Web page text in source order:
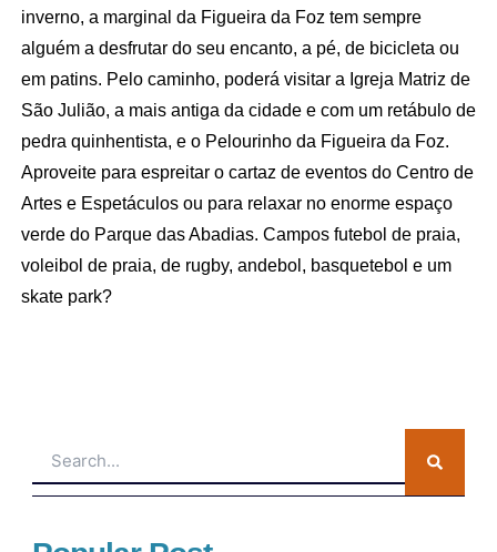
inverno, a marginal da Figueira da Foz tem sempre
alguém a desfrutar do seu encanto, a pé, de bicicleta ou
em patins. Pelo caminho, poderá visitar a Igreja Matriz de
São Julião, a mais antiga da cidade e com um retábulo de
pedra quinhentista, e o Pelourinho da Figueira da Foz.
Aproveite para espreitar o cartaz de eventos do Centro de
Artes e Espetáculos ou para relaxar no enorme espaço
verde do Parque das Abadias. Campos futebol de praia,
voleibol de praia, de rugby, andebol, basquetebol e um
skate park?